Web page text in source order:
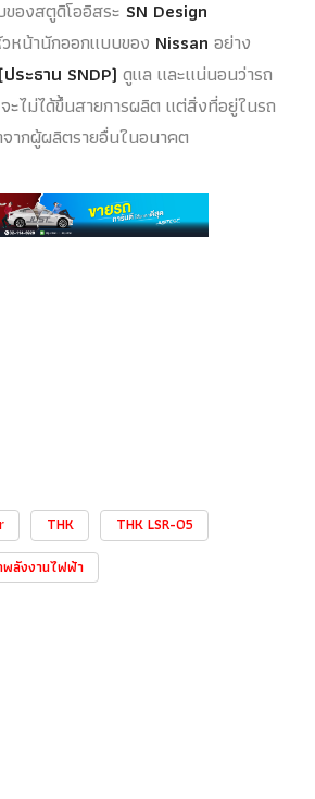
องสตูดิโออิสระ SN Design
หน้านักออกแบบของ Nissan อย่าง
ระธาน SNDP) ดูแล และแน่นอนว่ารถ
ะไม่ได้ขึ้นสายการผลิต แต่สิ่งที่อยู่ในรถ
ากผู้ผลิตรายอื่นในอนาคต
THK
THK LSR-05
ลังงานไฟฟ้า